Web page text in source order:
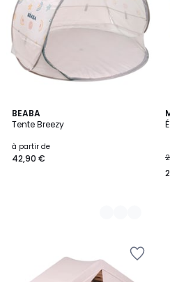
BEABA
Tente Breezy
à partir de
42,90 €
2
Couleurs